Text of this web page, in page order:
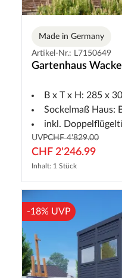
Made in Germany
Artikel-Nr.: L7150649
Gartenhaus
B x T x H: 285 x
Sockelmaß Haus:
inkl.
UVPCHF 4'829.00
CHF 2'246.99
Inhalt: 1 Stück
-18% UVP